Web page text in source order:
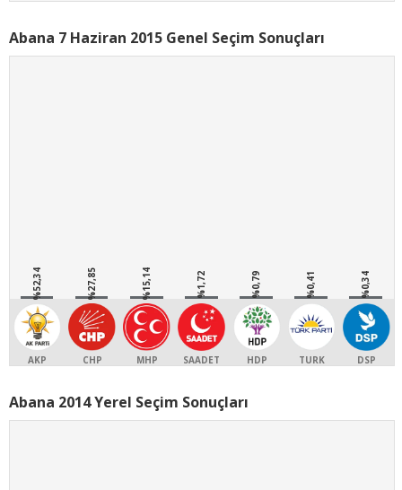
Abana 7 Haziran 2015 Genel Seçim Sonuçları
%52,34
AKP
%27,85
CHP
%15,14
MHP
%1,72
SAADET
%0,79
HDP
%0,41
TURK
%0,34
DSP
Abana 2014 Yerel Seçim Sonuçları